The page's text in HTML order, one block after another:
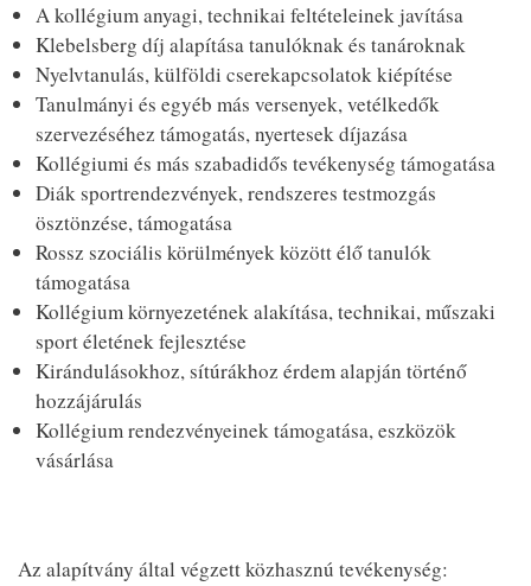
A kollégium anyagi, technikai feltételeinek javítása
Klebelsberg díj alapítása tanulóknak és tanároknak
Nyelvtanulás, külföldi cserekapcsolatok kiépítése
Tanulmányi és egyéb más versenyek, vetélkedők
szervezéséhez támogatás, nyertesek díjazása
Kollégiumi és más szabadidős tevékenység támogatása
Diák sportrendezvények, rendszeres testmozgás
ösztönzése, támogatása
Rossz szociális körülmények között élő tanulók
támogatása
Kollégium környezetének alakítása, technikai, műszaki
sport életének fejlesztése
Kirándulásokhoz, sítúrákhoz érdem alapján történő
hozzájárulás
Kollégium rendezvényeinek támogatása, eszközök
vásárlása
Az alapítvány által végzett közhasznú tevékenység: